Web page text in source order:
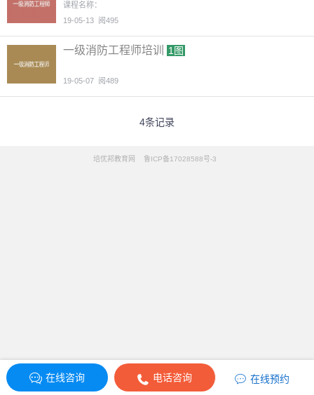
课程名称：
19-05-13 阅495
一级消防工程师培训 1图
19-05-07 阅489
4条记录
培优邦教育网 鲁ICP备17028588号-3
 在线咨询  电话咨询  在线预约